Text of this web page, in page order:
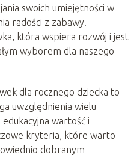
swoich umiejętności w
radości z zabawy.
która wspiera rozwój i jest
wyborem dla naszego
dla rocznego dziecka to
uwzględnienia wielu
wartość i
kryteria, które warto
dobranym